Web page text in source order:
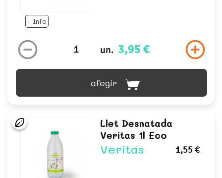
+ Info
un. 3,95 €
afegir
Llet Desnatada
Veritas 1l Eco
Veritas 1,55 €